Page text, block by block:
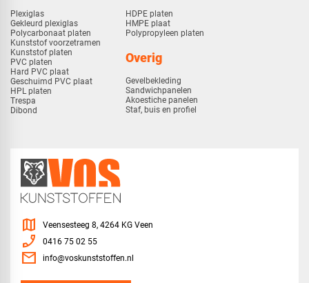
Plexiglas
Gekleurd plexiglas
Polycarbonaat platen
Kunststof voorzetramen
Kunststof platen
PVC platen
Hard PVC plaat
Geschuimd PVC plaat
HPL platen
Trespa
Dibond
HDPE platen
HMPE plaat
Polypropyleen platen
Overig
Gevelbekleding
Sandwichpanelen
Akoestiche panelen
Staf, buis en profiel
map Veensesteeg 8, 4264 KG Veen
phone_enabled 0416 75 02 55
mail info@voskunststoffen.nl